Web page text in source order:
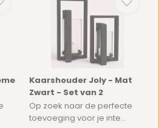
Kaarshouder Joly - Mat
Zwart - Set van 2
Op zoek naar de perfecte
toevoeging voor je inte...